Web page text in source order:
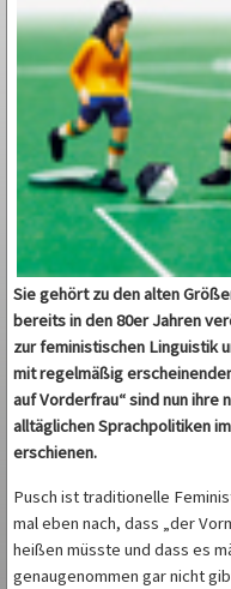
Sie gehört zu den alten
bereits in den 80er Jahren
zur feministischen Linguistik
mit regelmäßig
auf Vorderfrau“ sind nun ihre
alltäglichen Sprachpolitiken
erschienen.
Pusch ist traditionelle
mal eben nach, dass „der
heißen müsste und dass es
genaugenommen gar nicht